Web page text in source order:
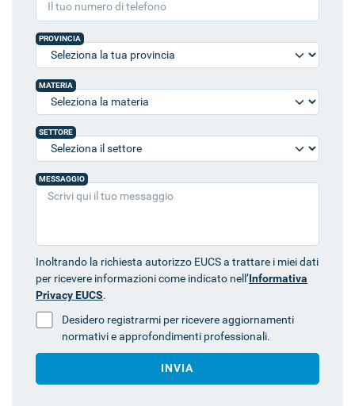
PROVINCIA
MATERIA
SETTORE
MESSAGGIO
Inoltrando la richiesta autorizzo EUCS a trattare i miei dati
per ricevere informazioni come indicato nell’Informativa
Privacy EUCS.
Desidero registrarmi per ricevere aggiornamenti
normativi e approfondimenti professionali.
INVIA